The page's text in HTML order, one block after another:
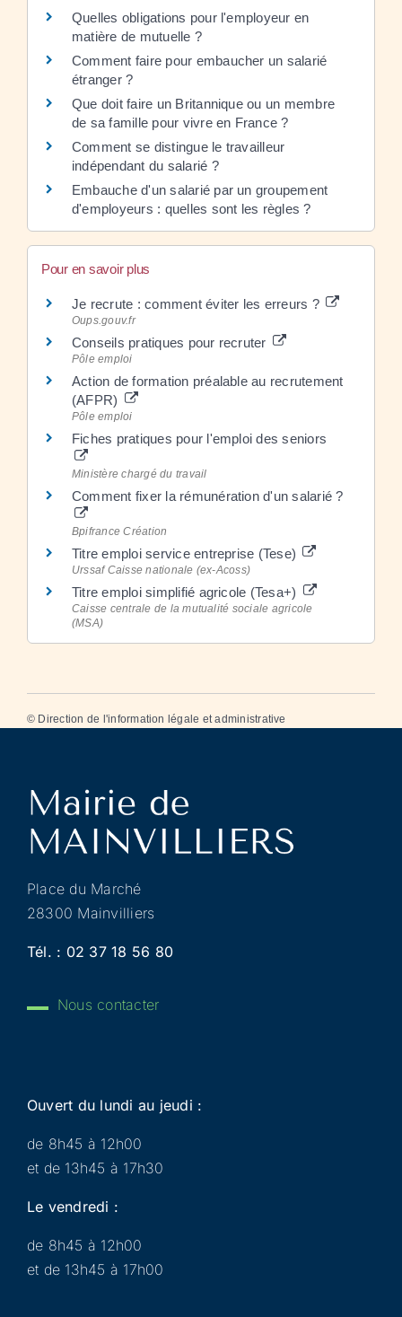
Quelles obligations pour l'employeur en
matière de mutuelle ?
Comment faire pour embaucher un salarié
étranger ?
Que doit faire un Britannique ou un membre
de sa famille pour vivre en France ?
Comment se distingue le travailleur
indépendant du salarié ?
Embauche d'un salarié par un groupement
d'employeurs : quelles sont les règles ?
Pour en savoir plus
Je recrute : comment éviter les erreurs ?
Oups.gouv.fr
Conseils pratiques pour recruter
Pôle emploi
Action de formation préalable au recrutement
(AFPR)
Pôle emploi
Fiches pratiques pour l'emploi des seniors
Ministère chargé du travail
Comment fixer la rémunération d'un salarié ?
Bpifrance Création
Titre emploi service entreprise (Tese)
Urssaf Caisse nationale (ex-Acoss)
Titre emploi simplifié agricole (Tesa+)
Caisse centrale de la mutualité sociale agricole
(MSA)
© Direction de l'information légale et administrative
Place du Marché
28300 Mainvilliers
Tél. : 02 37 18 56 80
Nous contacter
Ouvert du lundi au jeudi :
de 8h45 à 12h00
et de 13h45 à 17h30
Le vendredi :
de 8h45 à 12h00
et de 13h45 à 17h00